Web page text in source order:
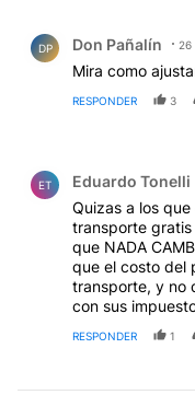
DP Don Pañalín 26
Mira como
RESPONDER 3
ET Eduardo Tonelli
Quizas a los
transporte
que NADA
que el costo del
transporte, y no
con sus
RESPONDER 1